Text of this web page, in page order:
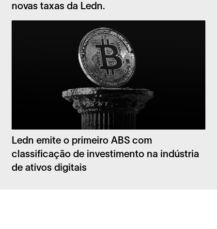
novas taxas da Ledn.
Ledn emite o primeiro ABS com
classificação de investimento na indústria
de ativos digitais